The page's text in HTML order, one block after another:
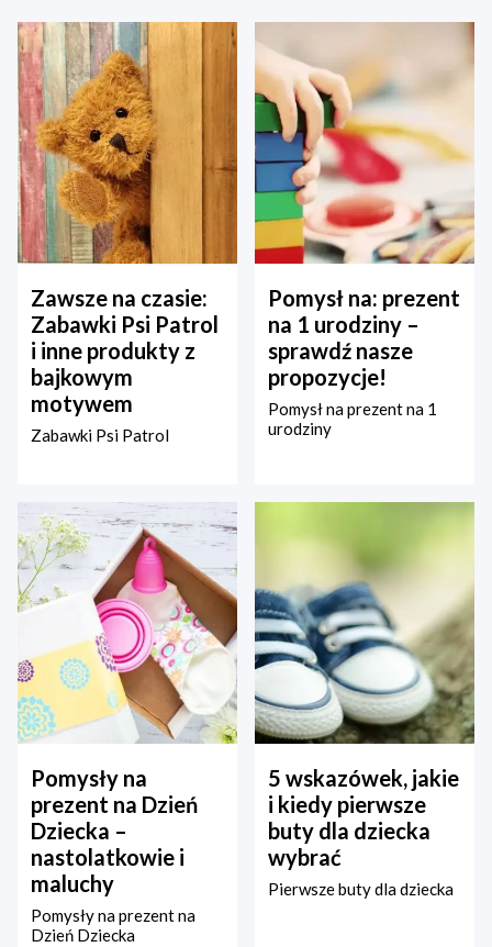
Zawsze na czasie:
Zabawki Psi Patrol
i inne produkty z
bajkowym
motywem
Zabawki Psi Patrol
Pomysł na: prezent
na 1 urodziny –
sprawdź nasze
propozycje!
Pomysł na prezent na 1
urodziny
Pomysły na
prezent na Dzień
Dziecka –
nastolatkowie i
maluchy
Pomysły na prezent na
Dzień Dziecka
5 wskazówek, jakie
i kiedy pierwsze
buty dla dziecka
wybrać
Pierwsze buty dla dziecka